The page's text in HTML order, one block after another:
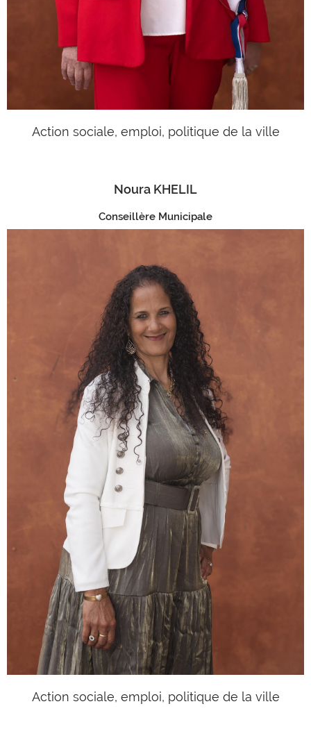
Action sociale, emploi, politique de la ville
Noura KHELIL
Conseillère Municipale
Action sociale, emploi, politique de la ville